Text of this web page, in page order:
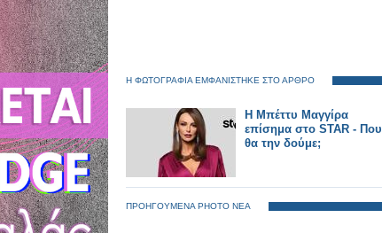
Η ΦΩΤΟΓΡΑΦΙΑ ΕΜΦΑΝΙΣΤΗΚΕ ΣΤΟ ΑΡΘΡΟ
Η Μπέττυ Μαγγίρα
επίσημα στο STAR - Που
θα την δούμε;
ΠΡΟΗΓΟΥΜΕΝΑ PHOTO ΝΕΑ